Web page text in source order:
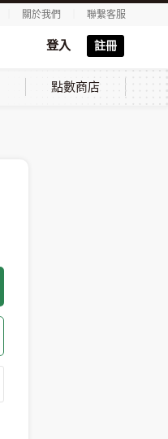
關於我們 聯繫客服
登入 註冊
點數商店